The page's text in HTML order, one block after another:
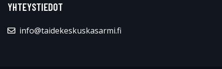
YHTEYSTIEDOT
info@taidekeskuskasarmi.fi